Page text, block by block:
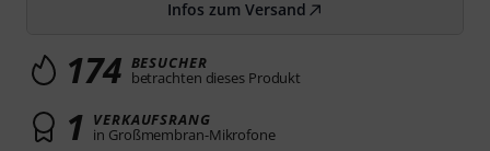
Infos zum Versand
174 BESUCHER
betrachten dieses Produkt
1 VERKAUFSRANG
in Großmembran-Mikrofone